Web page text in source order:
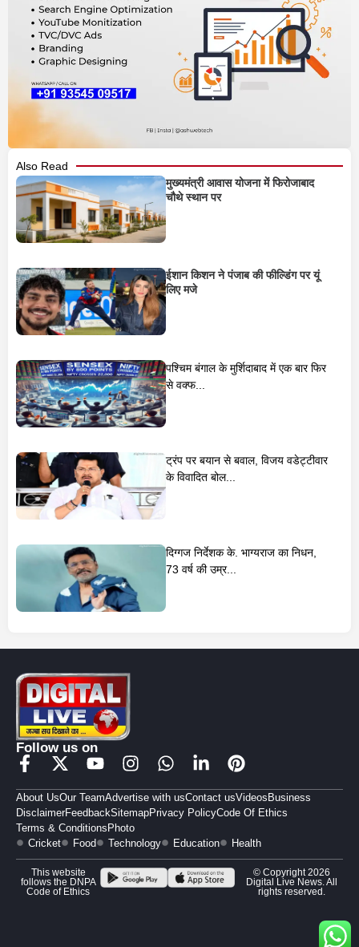
Also Read
मुख्यमंत्री आवास योजना में फिरोजाबाद
चौथे स्थान पर
ईशान किशन ने पंजाब की फील्डिंग पर यूं
लिए मजे
पश्चिम बंगाल के मुर्शिदाबाद में एक बार फिर
से वक्फ...
ट्रंप पर बयान से बवाल, विजय वडेट्टीवार
के विवादित बोल...
दिग्गज निर्देशक के. भाग्यराज का निधन,
73 वर्ष की उम्र...
Follow us on
About UsOur TeamAdvertise with usContact usVideos Business
DisclaimerFeedbackSitemapPrivacy PolicyCode Of Ethics
Terms & Conditions Photo
Cricket
Food Technology Education Health
This website
follows the DNPA
Code of Ethics
© Copyright 2026
Digital Live News. All
rights reserved.